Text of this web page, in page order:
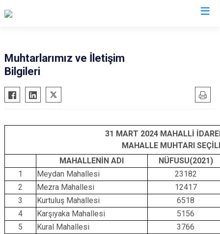
Akçakale
Birecik
Ceylanpınar
Harran
Hilvan
Haliliye
Eyyübiye
Karaköprü
Muhtarlarımız ve İletişim
Bilgileri
31 MART 2024 MAHALLİ
MAHALLE MUHTARI
MAHALLENİN ADI
NÜFUSU(2021)
1
Meydan Mahallesi
23182
2
Mezra Mahallesi
12417
3
Kurtuluş Mahallesi
6518
4
Karşıyaka Mahallesi
5156
5
Kural Mahallesi
3766